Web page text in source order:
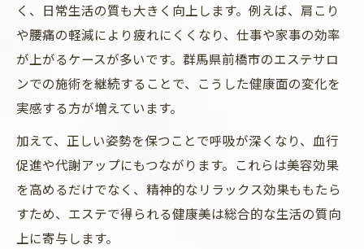
く、日常生活の質も大きく向上します。例えば、肩こり
や腰痛の軽減により疲れにくくなり、仕事や家事の効率
が上がるケースが多いです。群馬県前橋市のエステサロ
ンでの施術を継続することで、こうした健康面の変化を
実感する方が増えています。
加えて、正しい姿勢を保つことで呼吸が深くなり、血行
促進や代謝アップにもつながります。これらは美容効果
を高めるだけでなく、精神的なリラックス効果ももたら
すため、エステで得られる健康美は総合的な生活の質向
上に寄与します。